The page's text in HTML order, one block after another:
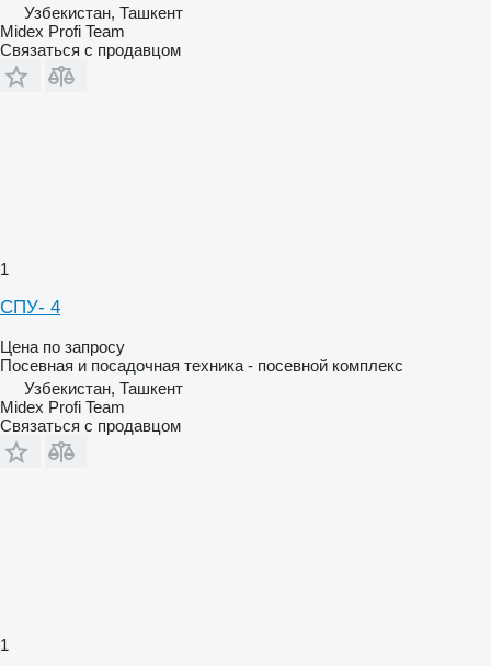
Узбекистан, Ташкент
Midex Profi Team
Связаться с продавцом
1
СПУ- 4
Цена по запросу
Посевная и посадочная техника - посевной комплекс
Узбекистан, Ташкент
Midex Profi Team
Связаться с продавцом
1